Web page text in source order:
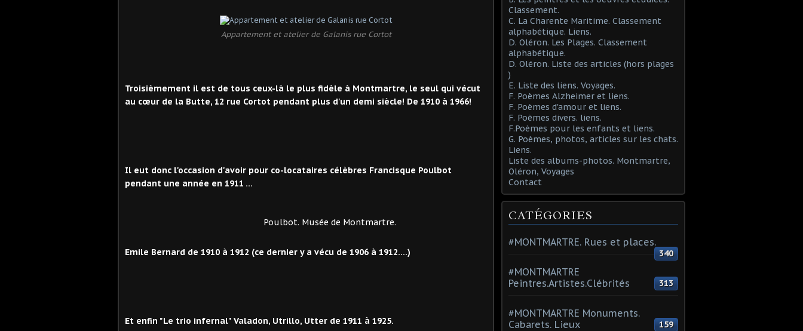
Appartement et atelier de Galanis rue Cortot
Troisièmement il est de tous ceux-là le plus fidèle à Montmartre, le seul qui vécut
au cœur de la Butte, 12 rue Cortot pendant plus d'un demi siècle! De 1910 à 1966!
Il eut donc l'occasion d'avoir pour co-locataires célèbres Francisque Poulbot
pendant une année en 1911 ...
Poulbot. Musée de Montmartre.
Emile Bernard de 1910 à 1912 (ce dernier y a vécu de 1906 à 1912....)
Et enfin "Le trio infernal" Valadon, Utrillo, Utter de 1911 à 1925.
Classement.
C. La Charente Maritime. Classement
alphabétique. Liens.
D. Oléron. Les Plages. Classement
alphabétique.
D. Oléron. Liste des articles (hors plages
)
E. Liste des liens. Voyages.
F. Poèmes Alzheimer et liens.
F. Poèmes d'amour et liens.
F. Poèmes divers. liens.
F.Poèmes pour les enfants et liens.
G. Poèmes, photos, articles sur les chats.
Liens.
Liste des albums-photos. Montmartre,
Oléron, Voyages
Contact
CATÉGORIES
#MONTMARTRE. Rues et places.
340
#MONTMARTRE
Peintres.Artistes.Clébrités
313
#MONTMARTRE Monuments.
Cabarets. Lieux
159